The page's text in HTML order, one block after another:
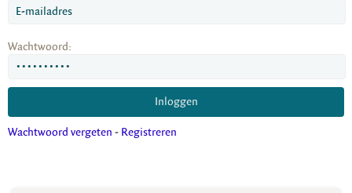
Wachtwoord:
Wachtwoord vergeten - Registreren